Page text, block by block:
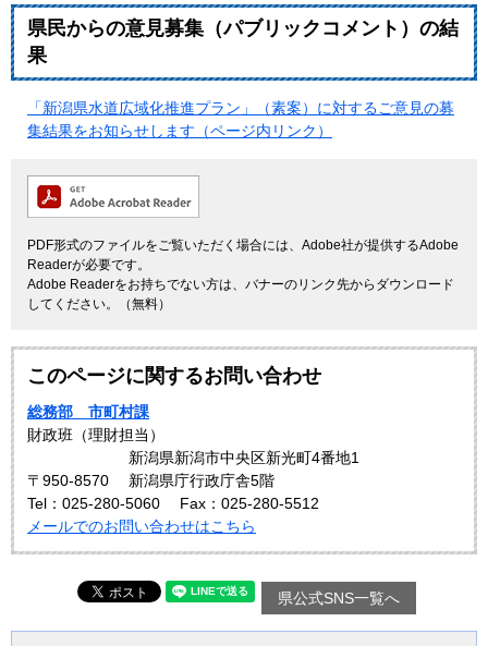
県民からの意見募集（パブリックコメント）の結
果
「新潟県水道広域化推進プラン」（素案）に対するご意見の募
集結果をお知らせします（ページ内リンク）
PDF形式のファイルをご覧いただく場合には、Adobe社が提供するAdobe
Readerが必要です。
Adobe Readerをお持ちでない方は、バナーのリンク先からダウンロード
してください。（無料）
このページに関するお問い合わせ
総務部 市町村課
財政班（理財担当）
〒950-8570
新潟県新潟市中央区新光町4番地1
新潟県庁行政庁舎5階
Tel：025-280-5060
Fax：025-280-5512
メールでのお問い合わせはこちら
県公式SNS一覧へ